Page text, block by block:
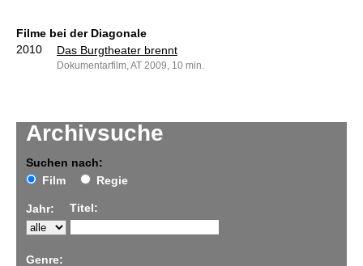
Archivsuche
Suchen nach:
Film
Regie
Jahr: Titel:
Genre:
Filme bei der Diagonale
2010
Das Burgtheater brennt
Dokumentarfilm, AT 2009, 10 min.